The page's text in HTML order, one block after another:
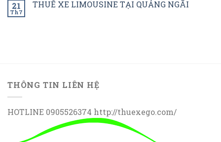
21
Th7
THUÊ XE LIMOUSINE TẠI QUẢNG NGÃI
THÔNG TIN LIÊN HỆ
HOTLINE 0905526374 http://thuexego.com/